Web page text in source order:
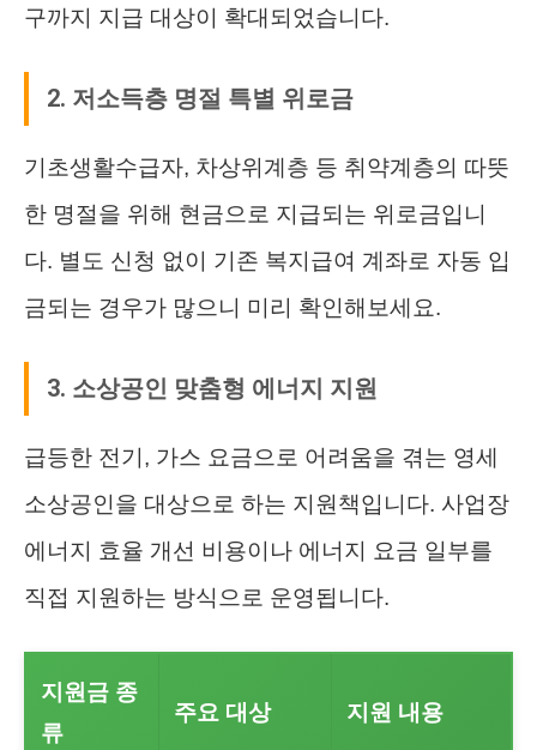
구까지 지급 대상이 확대되었습니다.
2. 저소득층 명절 특별 위로금
기초생활수급자, 차상위계층 등 취약계층의 따뜻
한 명절을 위해 현금으로 지급되는 위로금입니
다. 별도 신청 없이 기존 복지급여 계좌로 자동 입
금되는 경우가 많으니 미리 확인해보세요.
3. 소상공인 맞춤형 에너지 지원
급등한 전기, 가스 요금으로 어려움을 겪는 영세
소상공인을 대상으로 하는 지원책입니다. 사업장
에너지 효율 개선 비용이나 에너지 요금 일부를
직접 지원하는 방식으로 운영됩니다.
지원금 종
류
주요 대상 지원 내용